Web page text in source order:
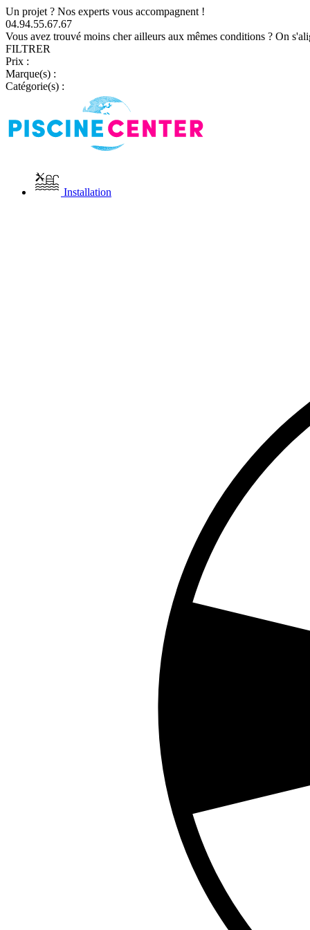
Un projet ? Nos experts vous accompagnent !
04.94.55.67.67
Vous avez trouvé moins cher ailleurs aux mêmes conditions ? On
FILTRER
Prix :
Marque(s) :
Catégorie(s) :
Installation